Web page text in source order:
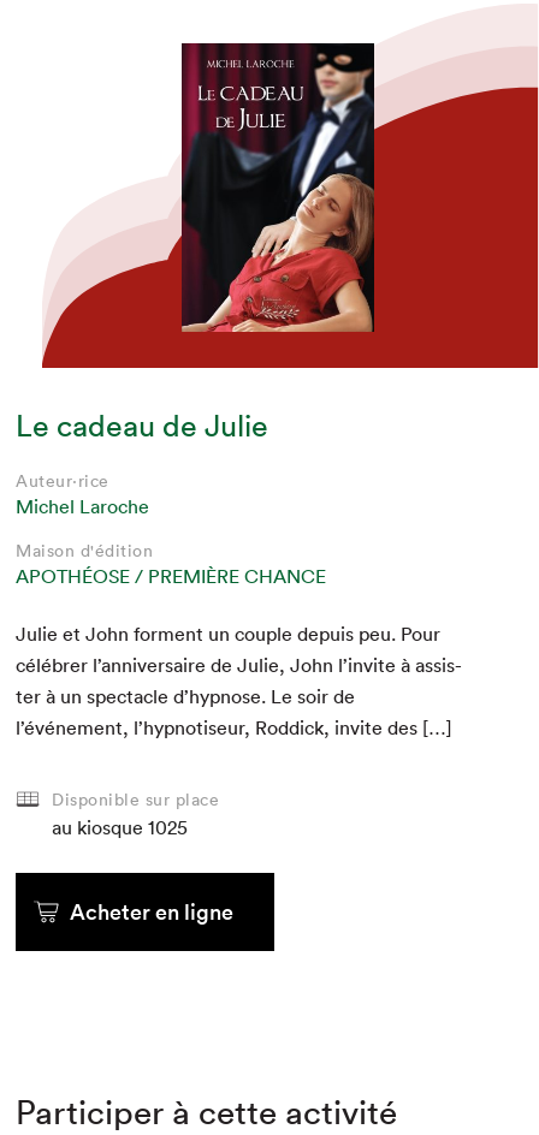
Le cadeau de Julie
Auteur·rice
Michel Laroche
Maison d'édition
APOTHÉOSE / PREMIÈRE CHANCE
Julie et John for­ment un cou­ple depuis peu. Pour
célébr­er l’anniversaire de Julie, John l’invite à assis­
ter à un spec­ta­cle d’hypnose. Le soir de
l’événement, l’hypnotiseur, Rod­dick, invite des […]
Disponible sur place
au kiosque 1025
Acheter en ligne
Participer à cette activité